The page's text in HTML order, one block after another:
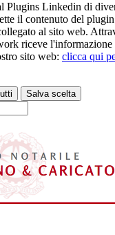
Plugins Linkedin di
il contenuto del
al sito web.
riceve l'informazione
sito web: clicca qui
Salva scelta